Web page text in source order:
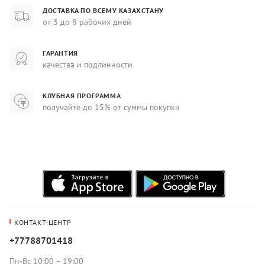
ДОСТАВКА ПО ВСЕМУ КАЗАХСТАНУ
от 3 до 8 рабочих дней
ГАРАНТИЯ
качества и подлинности
КЛУБНАЯ ПРОГРАММА
получайте до 15% от суммы покупки
КОНТАКТ-ЦЕНТР
+77788701418
Пн-Вс 10:00 – 19:00